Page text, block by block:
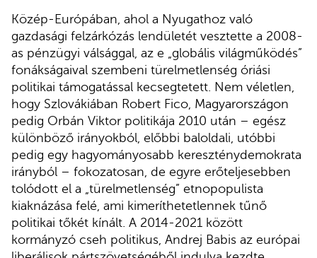
Közép-Európában, ahol a Nyugathoz való
gazdasági felzárkózás lendületét vesztette a 2008-
as pénzügyi válsággal, az e „globális világműködés”
fonákságaival szembeni türelmetlenség óriási
politikai támogatással kecsegtetett. Nem véletlen,
hogy Szlovákiában Robert Fico, Magyarországon
pedig Orbán Viktor politikája 2010 után – egész
különböző irányokból, előbbi baloldali, utóbbi
pedig egy hagyományosabb kereszténydemokrata
irányból – fokozatosan, de egyre erőteljesebben
tolódott el a „türelmetlenség” etnopopulista
kiaknázása felé, ami kimeríthetetlennek tűnő
politikai tőkét kínált. A 2014-2021 között
kormányzó cseh politikus, Andrej Babis az európai